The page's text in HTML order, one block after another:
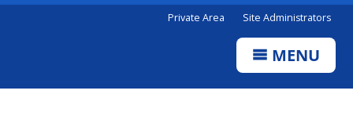
Private Area Site Administrators
MENU